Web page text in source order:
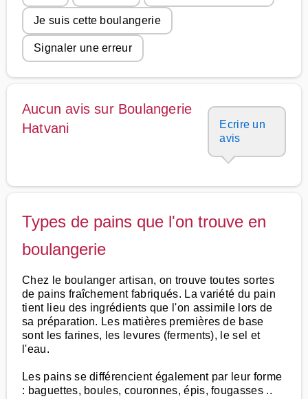
Je suis cette boulangerie
Signaler une erreur
Aucun avis sur Boulangerie
Hatvani
Ecrire un
avis
Types de pains que l'on trouve en
boulangerie
Chez le boulanger artisan, on trouve toutes sortes
de pains fraîchement fabriqués. La variété du pain
tient lieu des ingrédients que l'on assimile lors de
sa préparation. Les matières premières de base
sont les farines, les levures (ferments), le sel et
l'eau.
Les pains se différencient également par leur forme
: baguettes, boules, couronnes, épis, fougasses ..